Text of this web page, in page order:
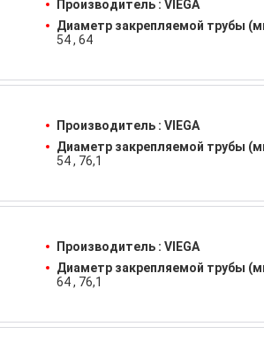
Производитель : VIEGA
Диаметр закрепляемой трубы
54 64
Производитель : VIEGA
Диаметр закрепляемой трубы
54
76,1
Производитель : VIEGA
Диаметр закрепляемой трубы
64
76,1